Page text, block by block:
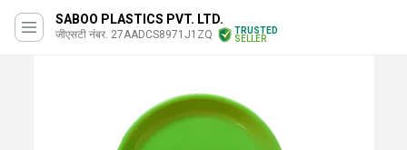
SABOO PLASTICS PVT. LTD.
जीएसटी नंबर. 27AADCS8971J1ZQ
TRUSTED
SELLER